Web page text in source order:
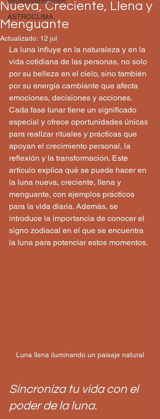
ASTROCLIMA
Nueva, Creciente, Llena y
Menguante
Actualizado: 12 jul
La luna influye en la naturaleza y en la
vida cotidiana de las personas, no solo
por su belleza en el cielo, sino también
por su energía cambiante que afecta
emociones, decisiones y acciones.
Cada fase lunar tiene un significado
especial y ofrece oportunidades únicas
para realizar rituales y prácticas que
apoyan el crecimiento personal, la
reflexión y la transformación. Este
artículo explica qué se puede hacer en
la luna nueva, creciente, llena y
menguante, con ejemplos prácticos
para la vida diaria. Además, se
introduce la importancia de conocer el
signo zodiacal en el que se encuentra
la luna para potenciar estos momentos.
Luna llena iluminando un paisaje natural
Sincroniza tu vida con el
poder de la luna.